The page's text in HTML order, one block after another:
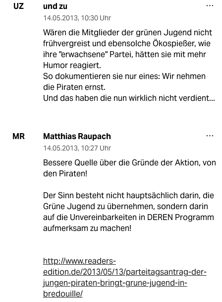
UZ und zu
14.05.2013, 10:30 Uhr
Wären die Mitglieder der grünen Jugend nicht
frühvergreist und ebensolche Ökospießer, wie
ihre "erwachsene" Partei, hätten sie mit mehr
Humor reagiert.
So dokumentieren sie nur eines: Wir nehmen
die Piraten ernst.
Und das haben die nun wirklich nicht verdient...
MR Matthias Raupach
14.05.2013, 10:27 Uhr
Bessere Quelle über die Gründe der Aktion, von
den Piraten!
Der Sinn besteht nicht hauptsächlich darin, die
Grüne Jugend zu übernehmen, sondern darin
auf die Unvereinbarkeiten in DEREN Programm
aufmerksam zu machen!
http://www.readers-
edition.de/2013/05/13/parteitagsantrag-der-
jungen-piraten-bringt-grune-jugend-in-
bredouille/